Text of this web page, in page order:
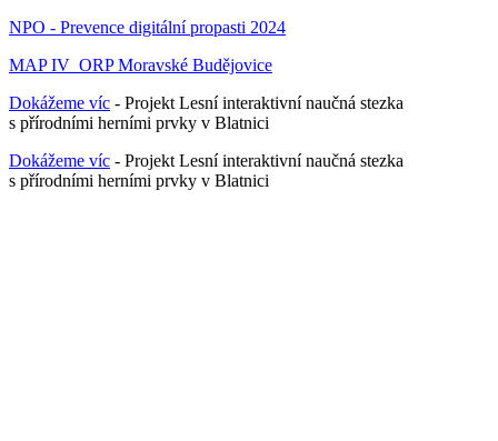
NPO - Prevence digitální propasti 2024
MAP IV_ORP Moravské Budějovice
Dokážeme víc - Projekt Lesní interaktivní naučná stezka
s přírodními herními prvky v Blatnici
Dokážeme víc - Projekt Lesní interaktivní naučná stezka
s přírodními herními prvky v Blatnici